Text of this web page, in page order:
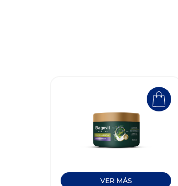
VER MÁS